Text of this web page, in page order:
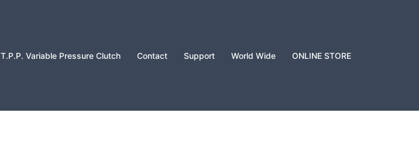
T.P.P. Variable Pressure Clutch Contact Support World Wide ONLINE STORE